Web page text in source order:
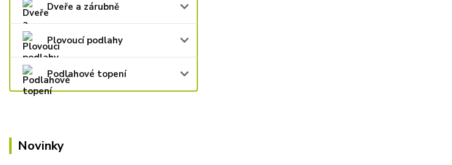
Dveře a zárubně
Plovoucí podlahy
Podlahové topení
Novinky